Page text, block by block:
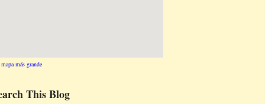
más grande
This Blog